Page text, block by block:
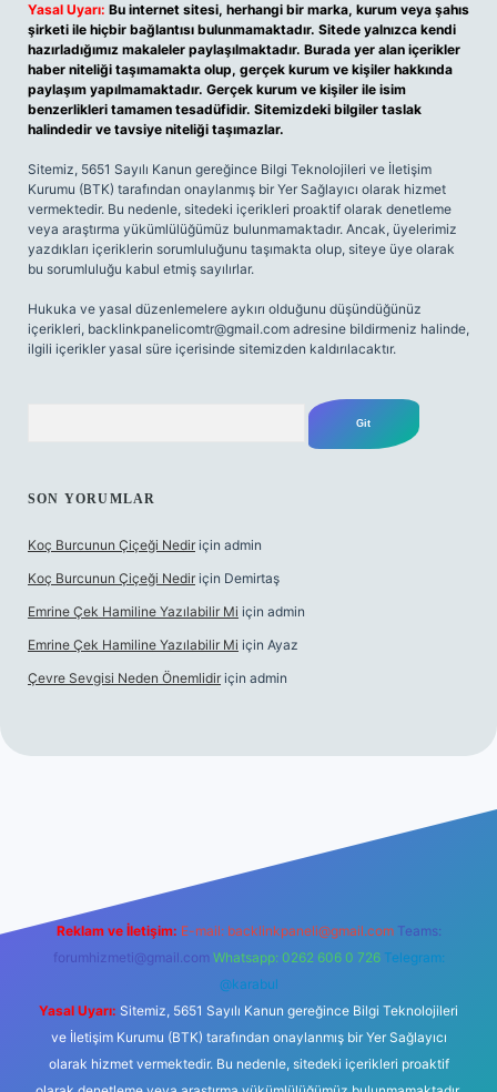
Yasal Uyarı: Bu internet sitesi, herhangi bir marka, kurum veya şahıs
şirketi ile hiçbir bağlantısı bulunmamaktadır. Sitede yalnızca kendi
hazırladığımız makaleler paylaşılmaktadır. Burada yer alan içerikler
haber niteliği taşımamakta olup, gerçek kurum ve kişiler hakkında
paylaşım yapılmamaktadır. Gerçek kurum ve kişiler ile isim
benzerlikleri tamamen tesadüfidir. Sitemizdeki bilgiler taslak
halindedir ve tavsiye niteliği taşımazlar.
Sitemiz, 5651 Sayılı Kanun gereğince Bilgi Teknolojileri ve İletişim
Kurumu (BTK) tarafından onaylanmış bir Yer Sağlayıcı olarak hizmet
vermektedir. Bu nedenle, sitedeki içerikleri proaktif olarak denetleme
veya araştırma yükümlülüğümüz bulunmamaktadır. Ancak, üyelerimiz
yazdıkları içeriklerin sorumluluğunu taşımakta olup, siteye üye olarak
bu sorumluluğu kabul etmiş sayılırlar.
Hukuka ve yasal düzenlemelere aykırı olduğunu düşündüğünüz
içerikleri, backlinkpanelicomtr@gmail.com adresine bildirmeniz halinde,
ilgili içerikler yasal süre içerisinde sitemizden kaldırılacaktır.
SON YORUMLAR
Koç Burcunun Çiçeği Nedir için admin
Koç Burcunun Çiçeği Nedir için Demirtaş
Emrine Çek Hamiline Yazılabilir Mi için admin
Emrine Çek Hamiline Yazılabilir Mi için Ayaz
Çevre Sevgisi Neden Önemlidir için admin
Reklam ve İletişim: E-mail: backlinkpaneli@gmail.com Teams:
forumhizmeti@gmail.com Whatsapp: 0262 606 0 726 Telegram:
@karabul
Yasal Uyarı: Sitemiz, 5651 Sayılı Kanun gereğince Bilgi Teknolojileri
ve İletişim Kurumu (BTK) tarafından onaylanmış bir Yer Sağlayıcı
olarak hizmet vermektedir. Bu nedenle, sitedeki içerikleri proaktif